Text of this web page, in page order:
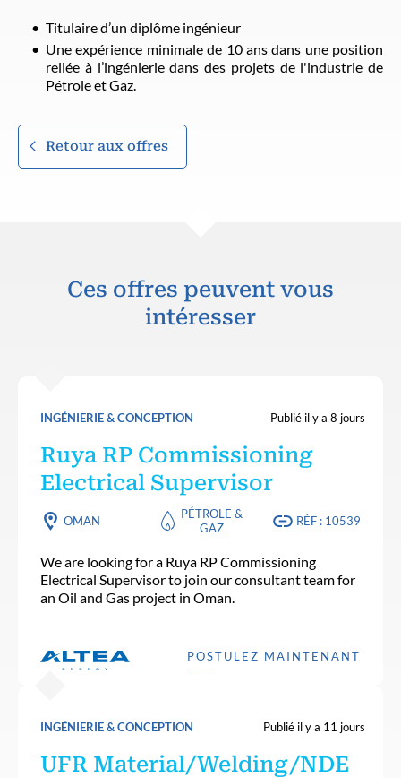
Titulaire d’un diplôme ingénieur
Une expérience minimale de 10 ans dans une position
reliée à l’ingénierie dans des projets de l'industrie de
Pétrole et Gaz.
Retour aux offres
Ces offres peuvent vous
intéresser
INGÉNIERIE & CONCEPTION Publié il y a 8 jours
Ruya RP Commissioning
Electrical Supervisor
OMAN
PÉTROLE &
GAZ
RÉF : 10539
We are looking for a Ruya RP Commissioning
Electrical Supervisor to join our consultant team for
an Oil and Gas project in Oman.
POSTULEZ MAINTENANT
INGÉNIERIE & CONCEPTION Publié il y a 11 jours
UFR Material/Welding/NDE